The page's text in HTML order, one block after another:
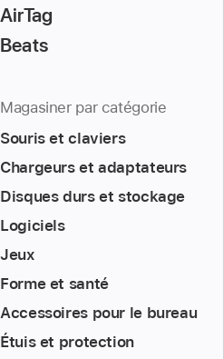
AirTag
Beats
Magasiner par catégorie
Souris et claviers
Chargeurs et adaptateurs
Disques durs et stockage
Logiciels
Jeux
Forme et santé
Accessoires pour le bureau
Étuis et protection